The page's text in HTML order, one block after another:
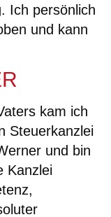
Ich persönlich
und kann
kam ich
Steuerkanzlei
und bin
Kanzlei